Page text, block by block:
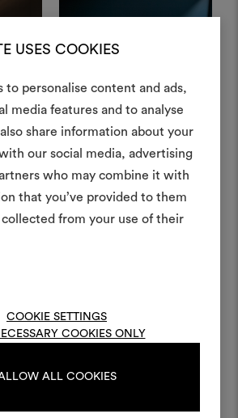
USES COOKIES
to personalise content and ads,
media features and to analyse
share information about your
our social media, advertising
who may combine it with
that you’ve provided to them
collected from your use of their
COOKIE SETTINGS
COOKIES ONLY
ALL COOKIES
Sveva Chair
aimer
Créer
Un instrument interactif
à vos idées et les partager,
des matériaux et des